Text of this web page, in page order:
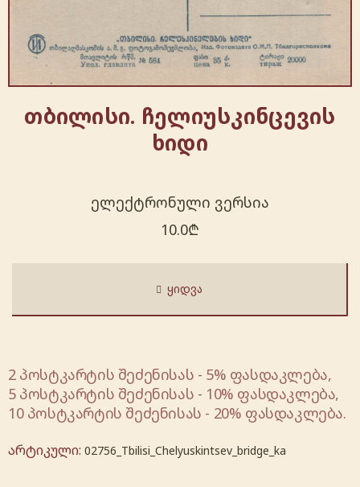
თბილისი. ჩელიუსკინცევის
ხიდი
ელექტრონული ვერსია
10.0₾
ᲧᲘᲓᲕᲐ
2 პოსტკარტის შეძენისას - 5% ფასდაკლება,
5 პოსტკარტის შეძენისას - 10% ფასდაკლება,
10 პოსტკარტის შეძენისას - 20% ფასდაკლება.
არტიკული: 02756_Tbilisi_Chelyuskintsev_bridge_ka